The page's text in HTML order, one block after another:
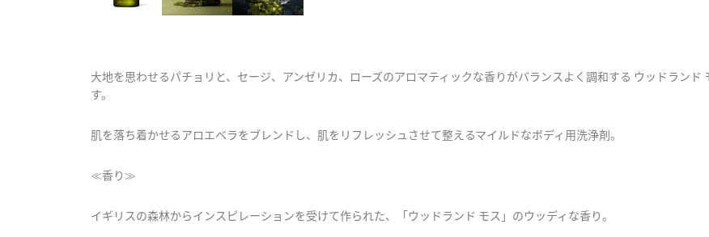
大地を思わせるパチョリと、セージ、アンゼリカ、ローズのアロマティックな香りがバランスよく調和する ウッドラン
す。
肌を落ち着かせるアロエベラをブレンドし、肌をリフレッシュさせて整えるマイルドなボディ用洗浄剤。
≪香り≫
イギリスの森林からインスピレーションを受けて作られた、「ウッドランド モス」のウッディな香り。